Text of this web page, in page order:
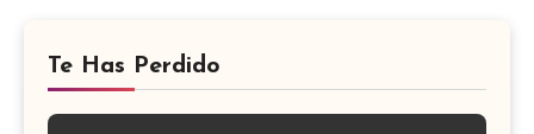
Te Has Perdido